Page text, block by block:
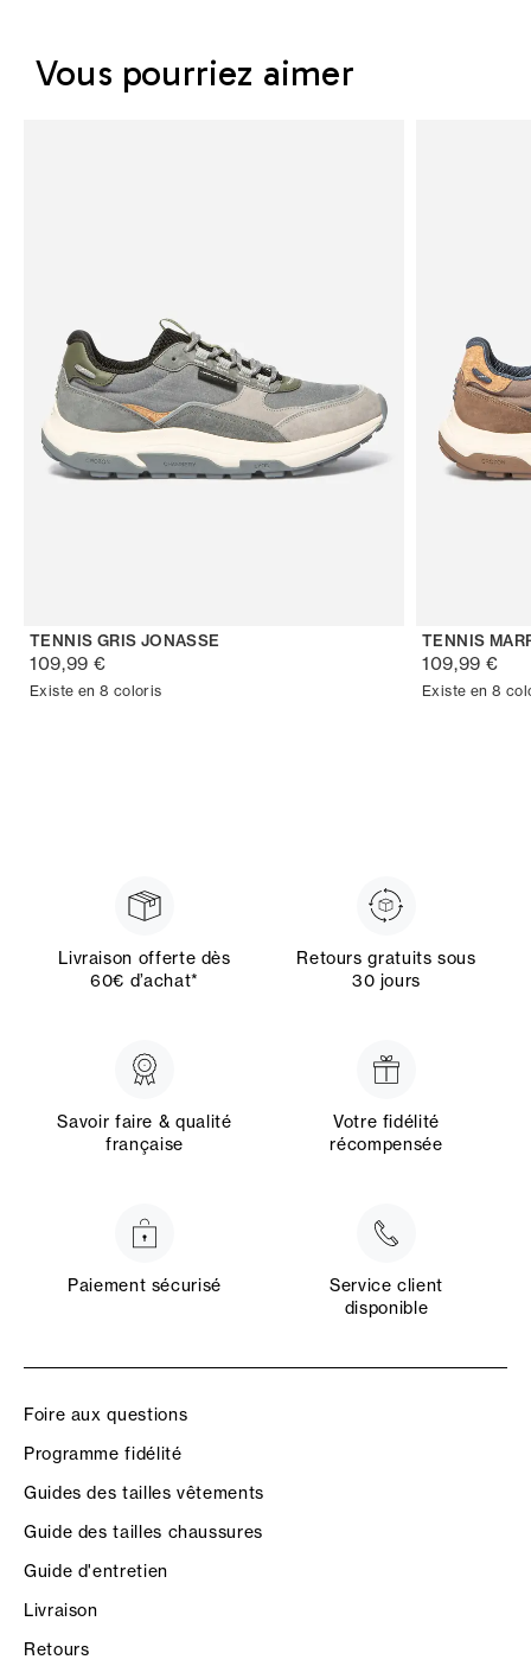
Vous pourriez aimer
TENNIS GRIS JONASSE
109,99 €
Existe en 8 coloris
TENNIS
109,99 €
Existe en 8
Livraison offerte dès
60€ d’achat*
Retours gratuits sous
30 jours
Savoir faire & qualité
française
Votre fidélité
récompensée
Paiement sécurisé
Service client
disponible
Foire aux questions
Programme fidélité
Guides des tailles vêtements
Guide des tailles chaussures
Guide d'entretien
Livraison
Retours